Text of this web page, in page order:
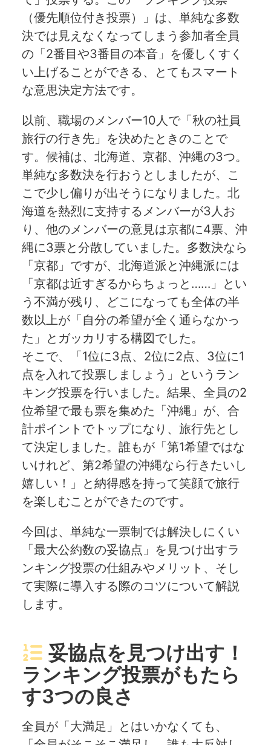
（優先順位付き投票）」は、単純な多数
決では見えなくなってしまう参加者全員
の「2番目や3番目の本音」を優しくすく
い上げることができる、とてもスマート
な意思決定方法です。
以前、職場のメンバー10人で「秋の社員
旅行の行き先」を決めたときのことで
す。候補は、北海道、京都、沖縄の3つ。
単純な多数決を行おうとしましたが、こ
こで少し偏りが出そうになりました。北
海道を熱烈に支持するメンバーが3人お
り、他のメンバーの意見は京都に4票、沖
縄に3票と分散していました。多数決なら
「京都」ですが、北海道派と沖縄派には
「京都は近すぎるからちょっと……」とい
う不満が残り、どこになっても全体の半
数以上が「自分の希望が全く通らなかっ
た」とガッカリする構図でした。
そこで、「1位に3点、2位に2点、3位に1
点を入れて投票しましょう」というラン
キング投票を行いました。結果、全員の2
位希望で最も票を集めた「沖縄」が、合
計ポイントでトップになり、旅行先とし
て決定しました。誰もが「第1希望ではな
いけれど、第2希望の沖縄なら行きたいし
嬉しい！」と納得感を持って笑顔で旅行
を楽しむことができたのです。
今回は、単純な一票制では解決しにくい
「最大公約数の妥協点」を見つけ出すラ
ンキング投票の仕組みやメリット、そし
て実際に導入する際のコツについて解説
します。
妥協点を見つけ出す！
ランキング投票がもたら
す3つの良さ
全員が「大満足」とはいかなくても、